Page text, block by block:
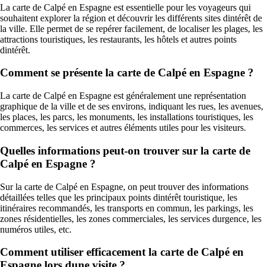
La carte de Calpé en Espagne est essentielle pour les voyageurs qui
souhaitent explorer la région et découvrir les différents sites dintérêt de
la ville. Elle permet de se repérer facilement, de localiser les plages, les
attractions touristiques, les restaurants, les hôtels et autres points
dintérêt.
Comment se présente la carte de Calpé en Espagne ?
La carte de Calpé en Espagne est généralement une représentation
graphique de la ville et de ses environs, indiquant les rues, les avenues,
les places, les parcs, les monuments, les installations touristiques, les
commerces, les services et autres éléments utiles pour les visiteurs.
Quelles informations peut-on trouver sur la carte de
Calpé en Espagne ?
Sur la carte de Calpé en Espagne, on peut trouver des informations
détaillées telles que les principaux points dintérêt touristique, les
itinéraires recommandés, les transports en commun, les parkings, les
zones résidentielles, les zones commerciales, les services durgence, les
numéros utiles, etc.
Comment utiliser efficacement la carte de Calpé en